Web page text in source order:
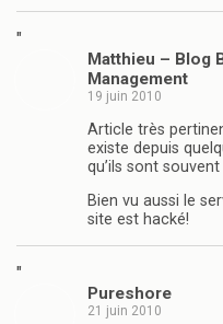
"
Matthieu – Blog
Management
19 juin 2010
Article très
existe depuis
qu’ils sont
Bien vu aussi le
site est hacké!
"
Pureshore
21 juin 2010